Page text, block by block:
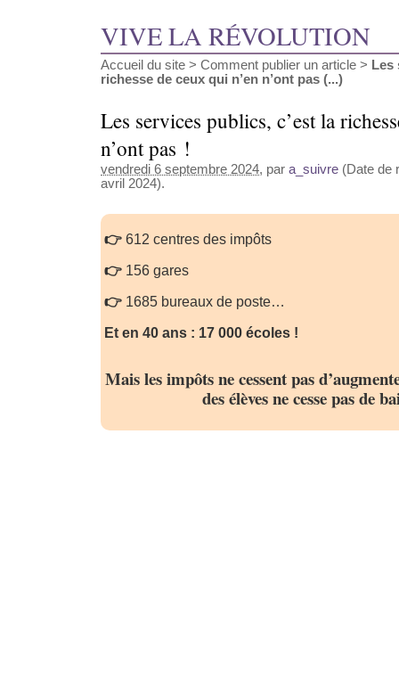
VIVE LA RÉVOLUTION
Accueil du site > Comment publier un article > Les
richesse de ceux qui n’en n’ont pas (...)
Les services publics, c’est la
n’ont pas !
vendredi 6 septembre 2024, par a_suivre (Date de
avril 2024).
👉 612 centres des impôts
👉 156 gares
👉 1685 bureaux de poste…
Et en 40 ans : 17 000 écoles !
Mais les impôts ne cessent pas
des élèves ne cesse pas de